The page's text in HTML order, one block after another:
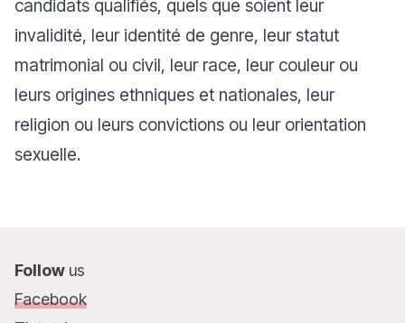
candidats qualifiés, quels que soient leur
invalidité, leur identité de genre, leur statut
matrimonial ou civil, leur race, leur couleur ou
leurs origines ethniques et nationales, leur
religion ou leurs convictions ou leur orientation
sexuelle.
Follow us
Facebook